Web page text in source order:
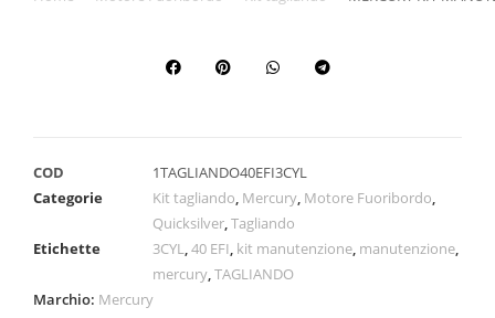
COD
1TAGLIANDO40EFI3CYL
Categorie
Kit tagliando, Mercury, Motore Fuoribordo,
Quicksilver,Tagliando
Etichette
3CYL,40 EFI, kit manutenzione, manutenzione,
mercury,TAGLIANDO
Marchio: Mercury